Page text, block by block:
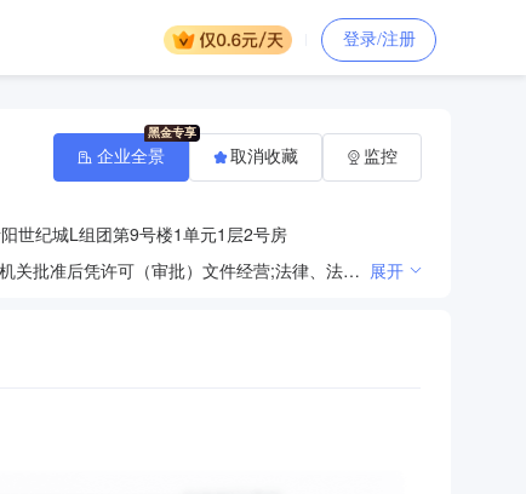
登录/注册
世纪城L组团第9号楼1单元1层2号房
法律、法规、国务院决定规定禁止的不得经营；法律、法规、国务院决定规定应当许可（审批）的，经审批机关批准后凭许可（审批）文件经营;法律、法规、国务院决定规定无需许可（审批）的，市场主体自主选择经营。（一般经营项目：计算机软硬件开发、销售及技术服务；电子设备租赁；音响设备、摄像机租赁、销售；音视频设备租赁、销售；计算机耗材，电子产品，数码相机，通信设备。※※） 展开
企业全景 取消收藏 监控